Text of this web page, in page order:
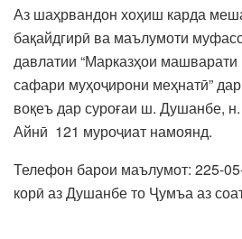
Аз шаҳрвандон хоҳиш карда
бақайдгирӣ ва маълумоти
давлатии “Марказҳои
сафари муҳоҷирони меҳнатӣ”
воқеъ дар суроғаи ш. Душанбе,
Айнӣ 121 муроҷиат намоянд.
Телефон барои маълумот: 225-
корӣ аз Душанбе то Ҷумъа аз